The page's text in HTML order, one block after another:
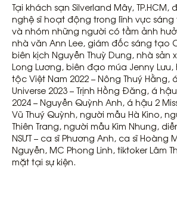
Tại khách sạn Silverland Mây,
nghệ sĩ hoạt động trong lĩnh vực
và nhóm những người có tầm ảnh
nhà văn Ann Lee, giám đốc sáng tạo
biên kịch Nguyễn Thuỳ Dung, nhà sản
Long Lương, biên đạo múa Jenny
tộc Việt Nam 2022 – Nông Thuý Hằng,
Universe 2023 – Trịnh Hồng Đăng, á hậu
2024 – Nguyễn Quỳnh Anh, á hậu 2
Vũ Thuý Quỳnh, người mẫu Hà Kino,
Thiên Trang, người mẫu Kim Nhung,
NSƯT – ca sĩ Phương Anh, ca sĩ Hoàng
Nguyễn, MC Phong Linh, tiktoker Lâm
mặt tại sự kiện.